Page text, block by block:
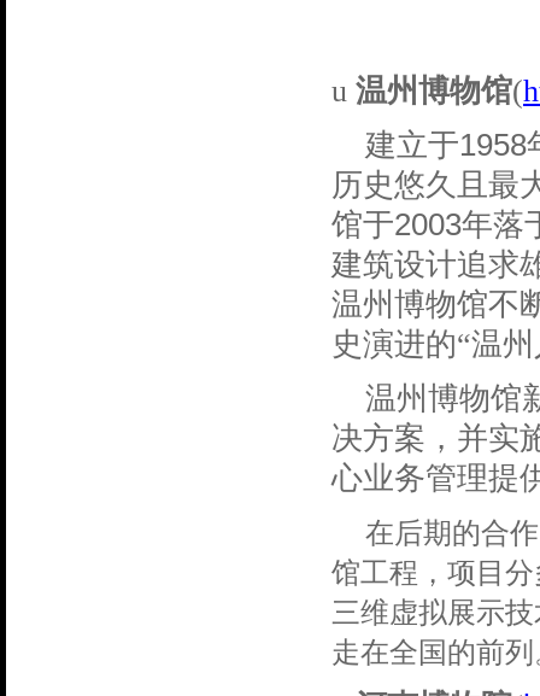
u 温州博物馆(
建立于1958
历史悠久且最
馆于2003年落
建筑设计追求
温州博物馆不
史演进的“温
温州博物馆
决方案，并实
心业务管理提
在后期的合
馆工程，项目
三维虚拟展示
走在全国的前